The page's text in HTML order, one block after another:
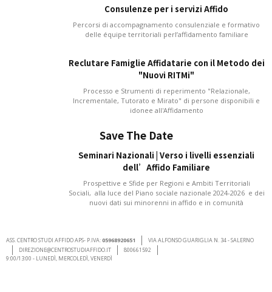
Consulenze per i servizi Affido
Percorsi di accompagnamento consulenziale e formativo
delle équipe territoriali perl’affidamento familiare
Reclutare Famiglie Affidatarie con il Metodo dei
"Nuovi RITMi"
Processo e Strumenti di reperimento "Relazionale,
Incrementale, Tutorato e Mirato" di persone disponibili e
idonee all'Affidamento
Save The Date
Seminari Nazionali | Verso i livelli essenziali
dell’Affido Familiare
Prospettive e Sfide per Regioni e Ambiti Territoriali
Sociali, alla luce del Piano sociale nazionale 2024-2026 e dei
nuovi dati sui minorenni in affido e in comunità
ASS. CENTRO STUDI AFFIDO APS- P.IVA:05968920651
VIA ALFONSO GUARIGLIA N. 34 - SALERNO
DIREZIONE@CENTROSTUDIAFFIDO.IT
800661592
9:00/13:00 - LUNEDÌ, MERCOLEDÌ, VENERDÌ